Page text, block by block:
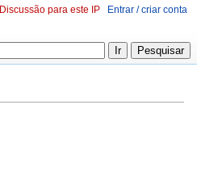
Discussão para este IP Entrar / criar conta